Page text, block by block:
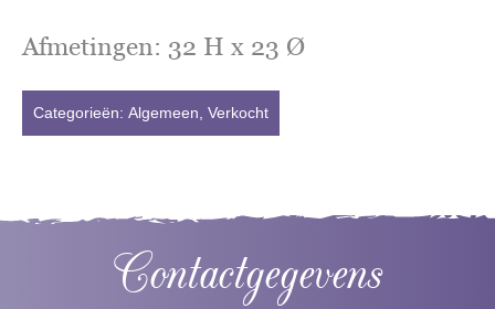
Afmetingen: 32 H x 23 Ø
Categorieën: Algemeen Verkocht
Contactgegevens